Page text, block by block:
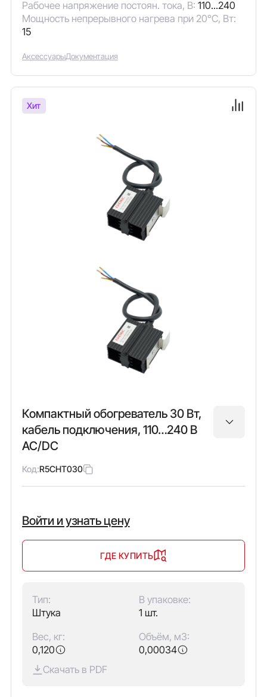
Рабочее напряжение постоян. тока, В: 110...240
Мощность непрерывного нагрева при 20°C, Вт:
15
АксессуарыДокументация
Хит
Компактный обогреватель 30 Вт,
кабель подключения, 110…240 В
AC/DC
Код:R5CHT030
Войти и узнать цену
ГДЕ КУПИТЬ
Тип:
Штука
В упаковке:
1 шт.
Вес, кг:
0,120
Объём, м3:
0,00034
Скачать в PDF